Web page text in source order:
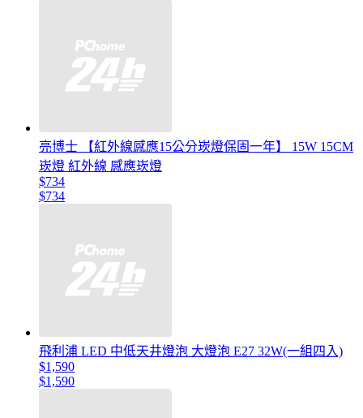
亮博士 【紅外線感應15公分崁燈保固一年】 15W 15CM
崁燈 紅外線 感應崁燈
$734
$734
飛利浦 LED 中低天井燈泡 大燈泡 E27 32W(一組四入)
$1,590
$1,590